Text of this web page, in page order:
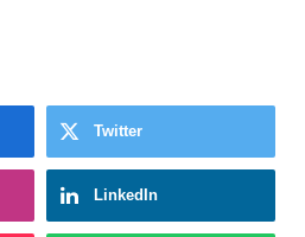
Twitter
LinkedIn